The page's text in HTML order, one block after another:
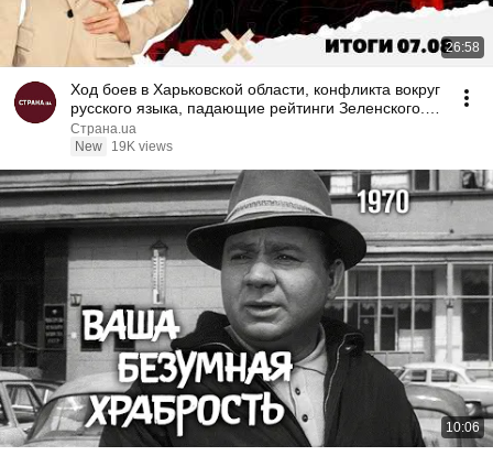
26:58
Ход боев в Харьковской области, конфликта вокруг
русского языка, падающие рейтинги Зеленского.
07.08
Страна.ua
New
19K views
10:06